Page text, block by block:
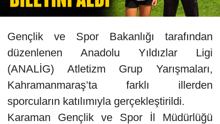
Gençlik ve Spor Bakanlığı tarafından
düzenlenen Anadolu Yıldızlar Ligi
(ANALİG) Atletizm Grup Yarışmaları,
Kahramanmaraş’ta farklı illerden
sporcuların katılımıyla gerçekleştirildi.
Karaman Gençlik ve Spor İl Müdürlüğü